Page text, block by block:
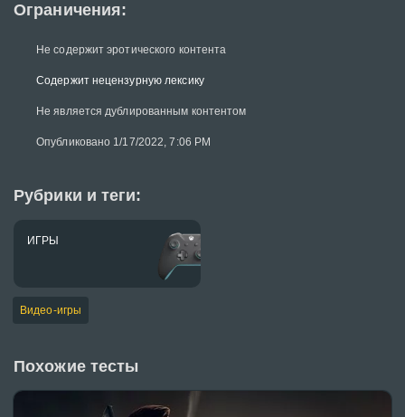
Ограничения:
Не содержит эротического контента
Содержит нецензурную лексику
Не является дублированным контентом
Опубликовано 1/17/2022, 7:06 PM
Рубрики и теги:
ИГРЫ
Видео-игры
Похожие тесты